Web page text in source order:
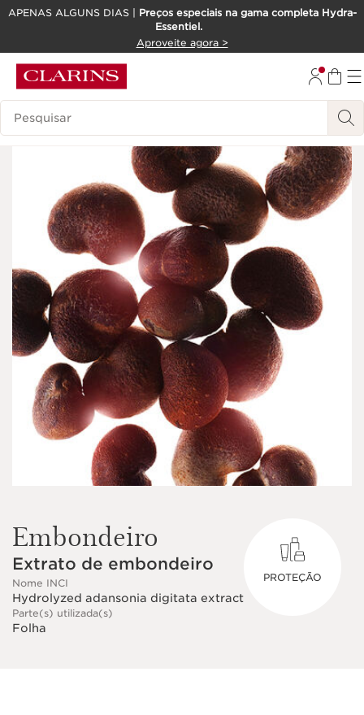
SALTAR PARA O CONTEÚDO
APENAS ALGUNS DIAS | Preços especiais na gama completa Hydra-
Essentiel.
Aproveite agora >
Pesquisar Legenda
Embondeiro
Extrato de embondeiro
Nome INCI
Hydrolyzed adansonia digitata extract
Parte(s) utilizada(s)
Folha
PROTEÇÃO